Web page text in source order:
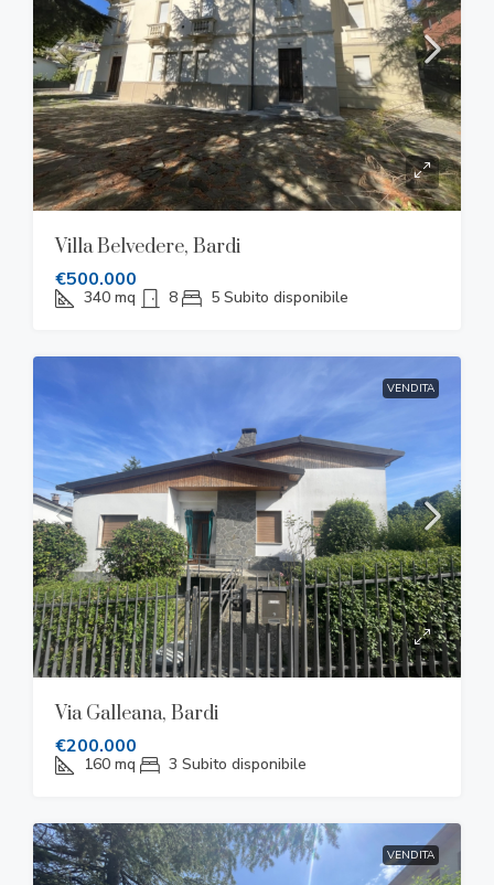
Villa Belvedere, Bardi
€500.000
340 mq 8 5 Subito disponibile
VENDITA
Via Galleana, Bardi
€200.000
160 mq 3 Subito disponibile
VENDITA